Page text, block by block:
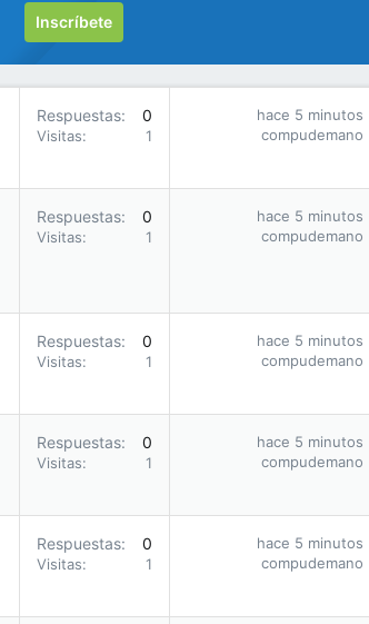
Inscríbete
Respuestas 0
Visitas 1
hace 5 minutos
compudemano
Respuestas 0
Visitas 1
hace 5 minutos
compudemano
Respuestas 0
Visitas 1
hace 5 minutos
compudemano
Respuestas 0
Visitas 1
hace 5 minutos
compudemano
Respuestas 0
Visitas 1
hace 5 minutos
compudemano